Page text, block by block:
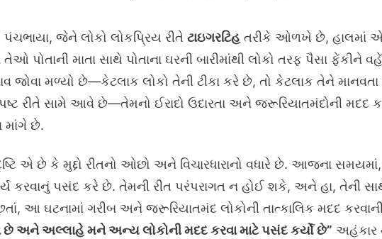
પંચભાયા, જેને લોકો લોકપ્રિય રીતે ટાઇગરટિહ તરીકે ઓળખે છે, હાલમાં
પોતાની માતા સાથે પોતાના ઘરની બારીમાંથી લોકો તરફ પૈસા ફેંકીને
જોવા મળ્યો છે—કેટલાક લોકો તેની ટીકા કરે છે, તો કેટલાક તેને
રીતે સામે આવે છે—તેમનો ઈરાદો ઉદારતા અને જરૂરિયાતમંદોની
માંગે છે.
એ છે કે મુદ્દો રીતનો ઓછો અને વિચારધારાનો વધારે છે. આજના
કરવાનું પસંદ કરે છે. તેમની રીત પરંપરાગત ન હોઈ શકે, અને હા, તેની
આ ઘટનામાં ગરીબ અને જરૂરિયાતમંદ લોકોની તાત્કાલિક મદદ
છે અને અલ્લાહે મને અન્ય લોકોની મદદ કરવા માટે પસંદ કર્યો છે” અહંકાર